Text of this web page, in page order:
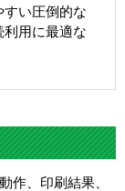
い圧倒的な
利用に最適な
作、印刷結果、